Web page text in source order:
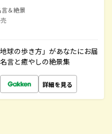
＆絶景
球の歩き方」があなたにお届
言と癒やしの絶景集
詳細を見る